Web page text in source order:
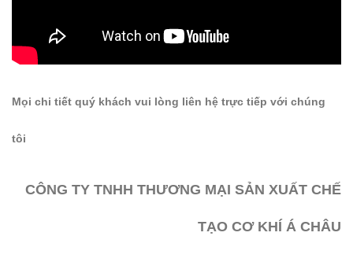
Mọi chi tiết quý khách vui lòng liên hệ trực tiếp với chúng
tôi
CÔNG TY TNHH THƯƠNG MẠI SẢN XUẤT CHẾ
TẠO CƠ KHÍ Á CHÂU